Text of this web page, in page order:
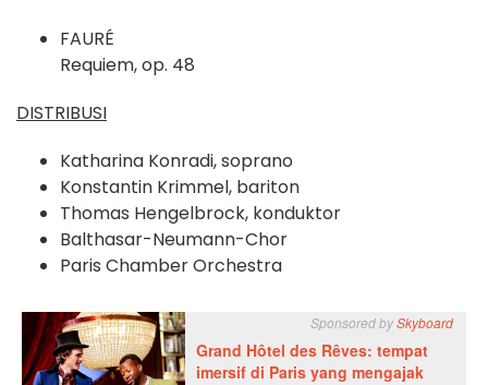
FAURÉ
Requiem, op. 48
DISTRIBUSI
Katharina Konradi, soprano
Konstantin Krimmel, bariton
Thomas Hengelbrock, konduktor
Balthasar-Neumann-Chor
Paris Chamber Orchestra